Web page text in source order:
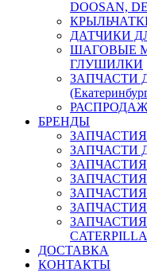
DOOSAN,
ДАТЧИКИ
ШАГОВЫЕ
ГЛУШИЛКИ
ЗАПЧАСТИ
БРЕНДЫ
ЗАПЧАСТИ
ЗАПЧАСТИЯ
ЗАПЧАСТИЯ
ДОСТАВКА
КОНТАКТЫ